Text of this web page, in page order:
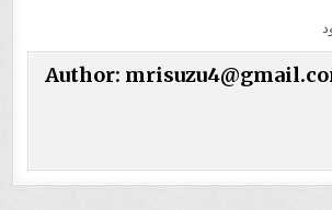
Author: